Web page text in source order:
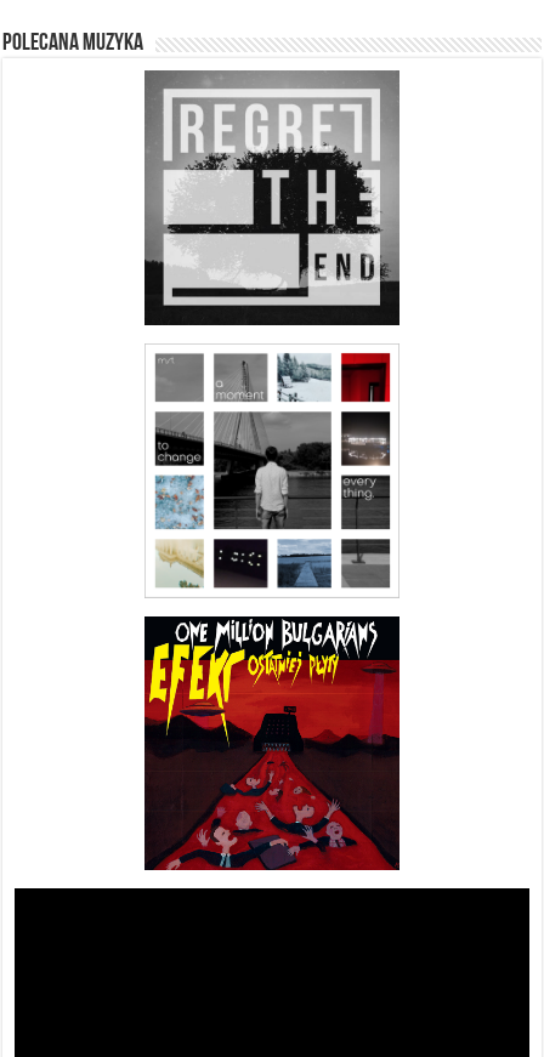
Polecana muzyka